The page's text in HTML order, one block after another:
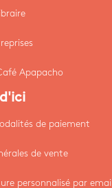
Apapacho
d'ici
de paiement
de vente
personnalisé par email